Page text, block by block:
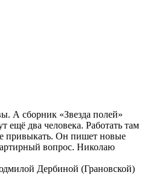
А сборник «Звезда полей»
ещё два человека. Работать там
привыкать. Он пишет новые
вопрос. Николаю
Дербиной (Грановской)